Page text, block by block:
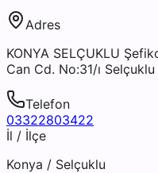
Adres
KONYA SELÇUKLU
Can Cd. No:31/ı
Telefon
03322803422
İl / İlçe
Konya / Selçuklu